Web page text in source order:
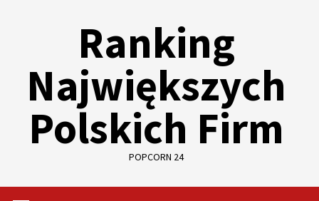
Ranking
Największych
Polskich Firm
POPCORN 24